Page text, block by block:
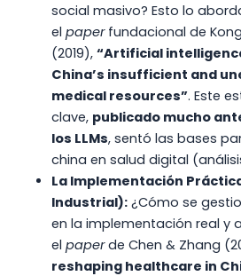
social masivo? Esto lo
elpaperfundacional de
(2019),“Artificial
China’s insufficient and
medical resources”. Este
clave, publicado mucho
los LLMs, sentó las bases
china en salud digital
La Implementación
Industrial): ¿Cómo se
en la implementación real y
elpaperde Chen & Zhang
reshaping healthcare in